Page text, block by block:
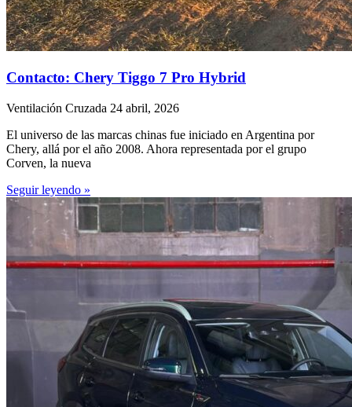
Contacto: Chery Tiggo 7 Pro Hybrid
Ventilación Cruzada 24 abril, 2026
El universo de las marcas chinas fue iniciado en Argentina por
Chery, allá por el año 2008. Ahora representada por el grupo
Corven, la nueva
Seguir leyendo »